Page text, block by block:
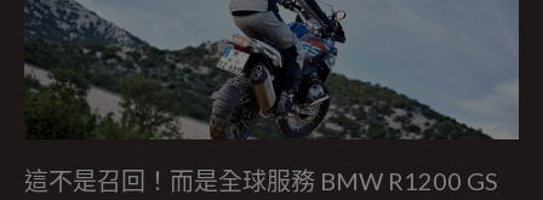
這不是召回！而是全球服務 BMW R1200 GS